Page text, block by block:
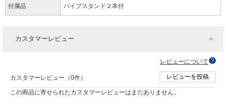
付属品 パイプスタンド２本付
カスタマーレビュー
レビューについて
カスタマーレビュー（0件） レビューを投稿
この商品に寄せられたカスタマーレビューはまだありません。